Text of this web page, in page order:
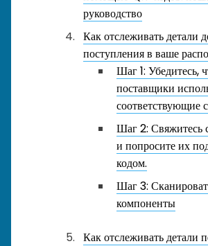
руководство
Как отслеживать детали
поступления в ваше
Шаг 1: Убедитесь,
поставщики
соответствующие
Шаг 2: Свяжитесь
и попросите их
кодом.
Шаг 3:
компоненты
Как отслеживать детали